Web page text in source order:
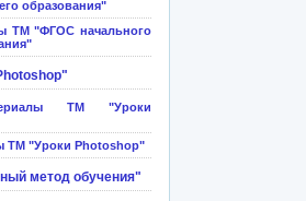
образования"
ТМ "ФГОС начального
ТМ "Уроки
ТМ "Уроки Photoshop"
метод обучения"